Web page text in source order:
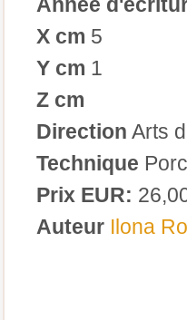
X cm 5
Y cm 1
Z cm
Direction Arts
Technique
Prix EUR:
Auteur Ilona